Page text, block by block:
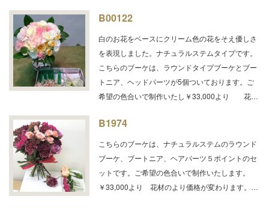
B00122
白のお花をベースにクリーム色の花をそえ優しさ
を表現しました。ナチュラルステムタイプです。
こちらのブーケは、ラウンドタイプブーケとブー
トニア、ヘッドパーツが5個ついております。ご
希望の色合いで制作いたし￥33,000より 花…
B1974
こちらのブーケは、ナチュラルステムのラウンド
ブーケ、ブートニア、ヘアパーツ５ポイントのセ
ットです。ご希望の色合いで制作いたします。
￥33,000より 花材のより価格が変わります。…